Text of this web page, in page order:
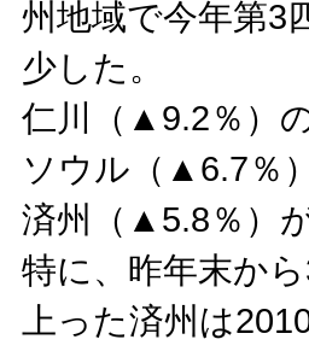
州地域で今年第3
少した。
仁川（▲9.2％）
ソウル（▲6.7％
済州（▲5.8％）
特に、昨年末か
上った済州は